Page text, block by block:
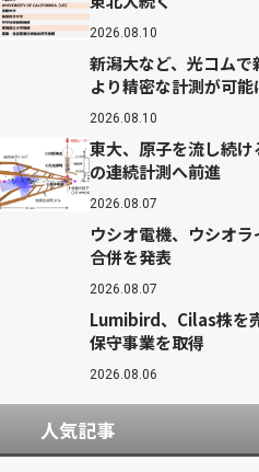
2026.08.10
新潟大など、光コム
より精密な計測が可能
2026.08.10
東大、原子を流し続
の連続計測へ前進
2026.08.07
ウシオ電機、ウシオ
合併を発表
2026.08.07
Lumibird、Cilas株を
保守事業を取得
2026.08.06
人気記事